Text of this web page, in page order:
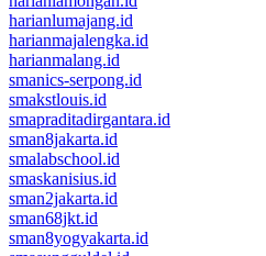
harianlumajang.id
harianmajalengka.id
harianmalang.id
smanics-serpong.id
smakstlouis.id
smapraditadirgantara.id
sman8jakarta.id
smalabschool.id
smaskanisius.id
sman2jakarta.id
sman68jkt.id
sman8yogyakarta.id